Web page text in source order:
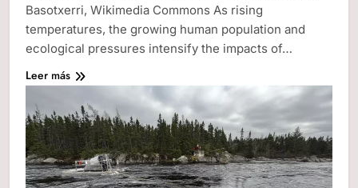
Basotxerri, Wikimedia Commons As rising
temperatures, the growing human population and
ecological pressures intensify the impacts of…
Leer más